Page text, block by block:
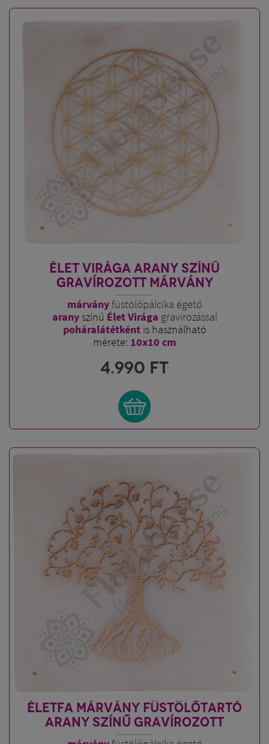
ÉLET VIRÁGA ARANY SZÍNŰ
GRAVÍROZOTT MÁRVÁNY
FÜSTÖLŐTARTÓ
márványfüstölőpálcika égető
arany színű Élet Virága gravírozással
poháralátétként is használható
mérete: 10x10 cm
4.990 FT
ÉLETFA MÁRVÁNY FÜSTÖLŐTARTÓ
ARANY SZÍNŰ GRAVÍROZOTT